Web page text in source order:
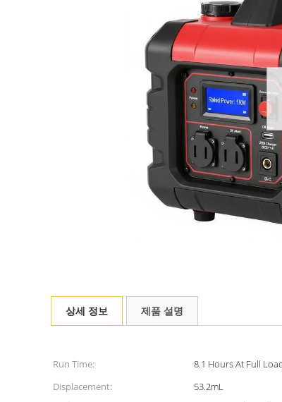
상세 정보 제품 설명
Run Time: 8.1 Hours At Full
Displacement:
53.2mL